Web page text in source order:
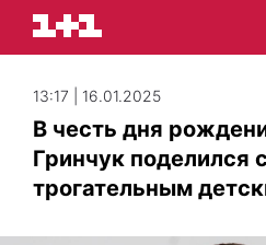
13:17 | 16.01.2025
В честь дня
Гринчук поделился
трогательным